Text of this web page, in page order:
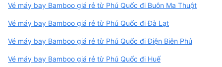
Vé máy bay Bamboo giá rẻ từ Phú Quốc đi Buôn Ma Thuột
Vé máy bay Bamboo giá rẻ từ Phú Quốc đi Đà Lạt
Vé máy bay Bamboo giá rẻ từ Phú Quốc đi Điện Biên Phủ
Vé máy bay Bamboo giá rẻ từ Phú Quốc đi Huế